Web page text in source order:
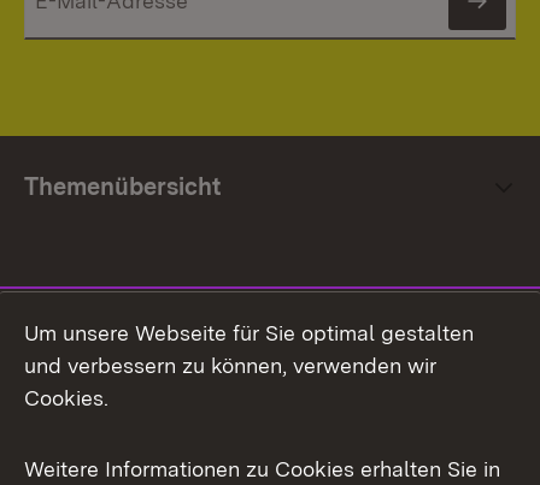
Themenübersicht
Facebook
X / Twitter
Um unsere Webseite für Sie optimal gestalten
und verbessern zu können, verwenden wir
Cookies.
Weitere Informationen zu Cookies erhalten Sie in